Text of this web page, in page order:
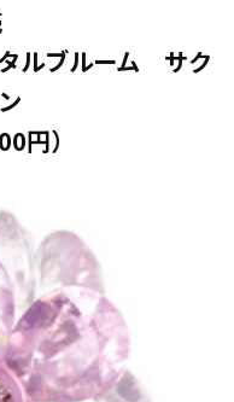
ルブルーム サク
円）